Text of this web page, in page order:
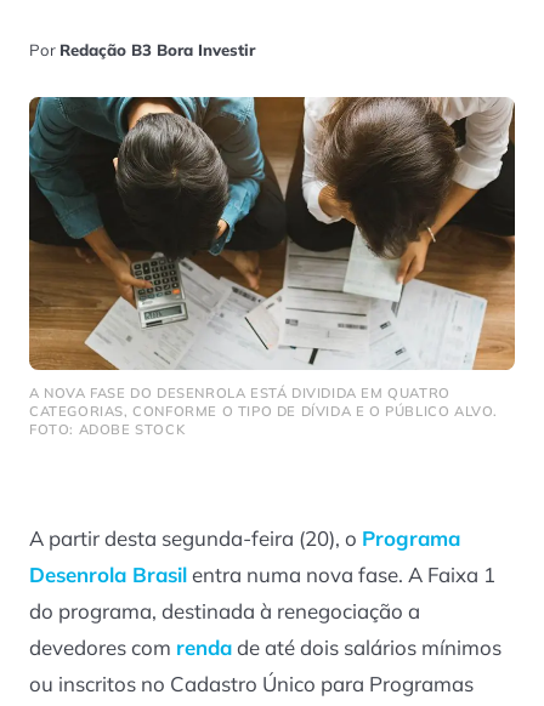
Por Redação B3 Bora Investir
A NOVA FASE DO DESENROLA ESTÁ DIVIDIDA EM QUATRO
CATEGORIAS, CONFORME O TIPO DE DÍVIDA E O PÚBLICO ALVO.
FOTO: ADOBE STOCK
A partir desta segunda-feira (20), o Programa
Desenrola Brasilentra numa nova fase. A Faixa 1
do programa, destinada à renegociação a
devedores com rendade até dois salários mínimos
ou inscritos no Cadastro Único para Programas